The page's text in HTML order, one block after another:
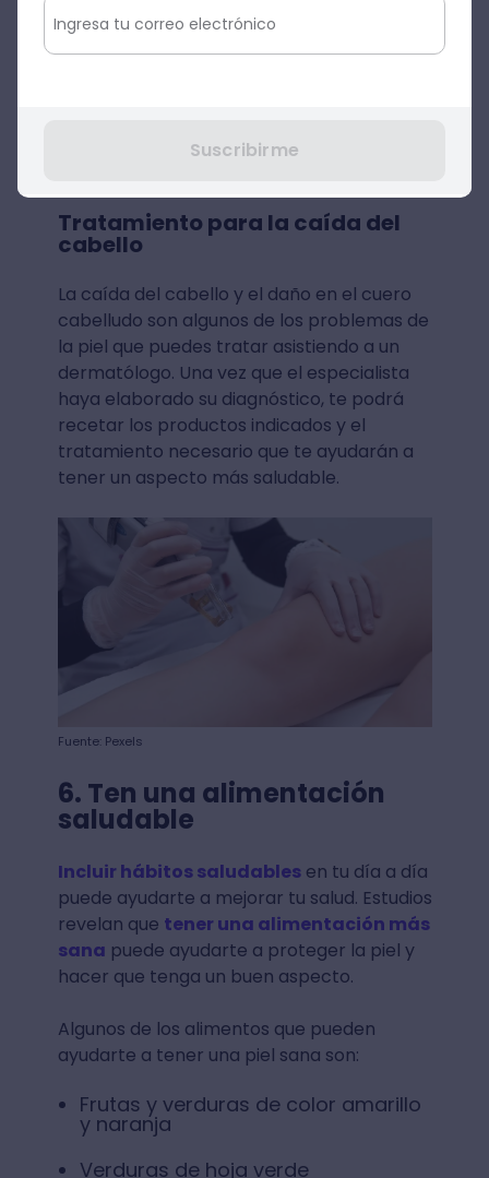
hormonales, se pueden producir algunas
manchas o alteraciones en la piel que no
acertado. Además, podrás descartar la
Tratamiento para la caída del
cabello
La caída del cabello y el daño en el cuero
cabelludo son algunos de los problemas de
la piel que puedes tratar asistiendo a un
dermatólogo. Una vez que el especialista
haya elaborado su diagnóstico, te podrá
recetar los productos indicados y el
tratamiento necesario que te ayudarán a
tener un aspecto más saludable.
Fuente: Pexels
6. Ten una alimentación
saludable
Incluir hábitos saludablesen tu día a día
puede ayudarte a mejorar tu salud. Estudios
revelan que tener una alimentación más
sana puede ayudarte a proteger la piel y
hacer que tenga un buen aspecto.
Algunos de los alimentos que pueden
ayudarte a tener una piel sana son:
Frutas y verduras de color amarillo
y naranja
Verduras de hoja verde
Suscribirme